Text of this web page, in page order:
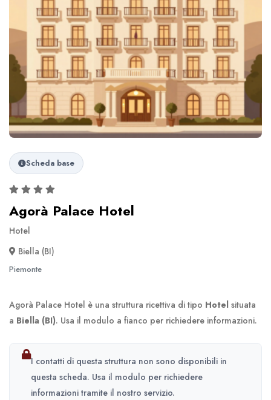
Scheda base
Agorà Palace Hotel
Hotel
Biella (BI)
Piemonte
Agorà Palace Hotel è una struttura ricettiva di tipo Hotel situata
a Biella (BI). Usa il modulo a fianco per richiedere informazioni.
I contatti di questa struttura non sono disponibili in
questa scheda. Usa il modulo per richiedere
informazioni tramite il nostro servizio.